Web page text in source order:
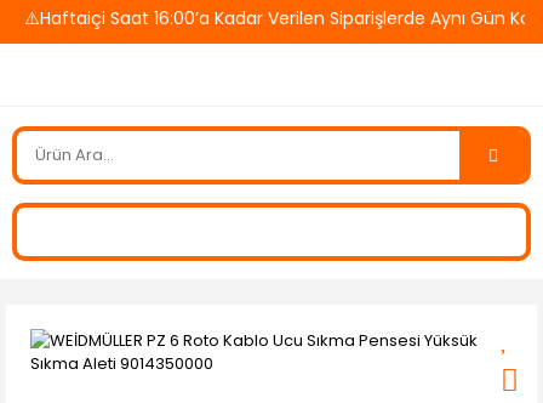
Saat 16:00’a Kadar Verilen Siparişlerde Aynı Gün